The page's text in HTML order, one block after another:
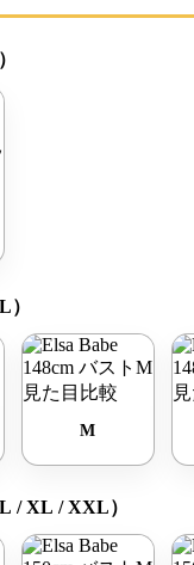
）
M
/ XL / XXL）